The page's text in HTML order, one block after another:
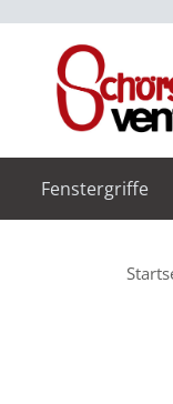
Fenstergriffe